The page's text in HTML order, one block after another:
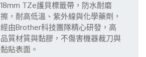
18mm TZe護貝標籤帶，防水耐磨
擦，耐高低溫、紫外線與化學藥劑，
經由Brother科技團隊精心研發，高
品質材質與黏膠，不傷害機器裁刀與
黏貼表面。